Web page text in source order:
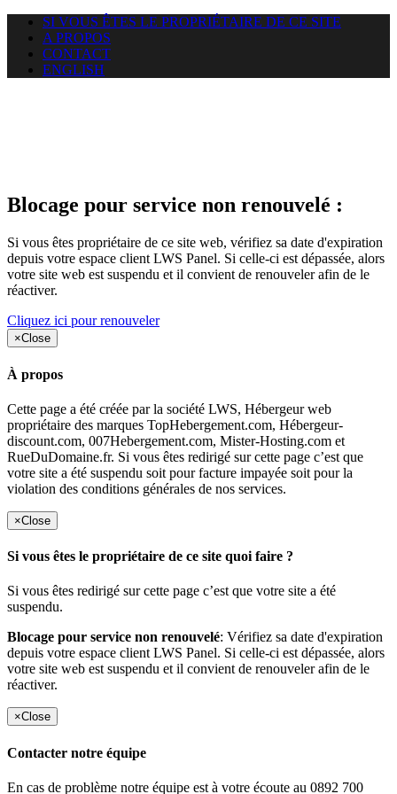
SI VOUS ÊTES LE PROPRIÉTAIRE DE CE SITE
A PROPOS
CONTACT
ENGLISH
Blocage pour service non renouvelé :
Si vous êtes propriétaire de ce site web, vérifiez sa date d'expiration
depuis votre espace client LWS Panel. Si celle-ci est dépassée, alors
votre site web est suspendu et il convient de renouveler afin de le
réactiver.
Cliquez ici pour renouveler
×Close
À propos
Cette page a été créée par la société LWS, Hébergeur web
propriétaire des marques TopHebergement.com, Hébergeur-
discount.com, 007Hebergement.com, Mister-Hosting.com et
RueDuDomaine.fr. Si vous êtes redirigé sur cette page c’est que
votre site a été suspendu soit pour facture impayée soit pour la
violation des conditions générales de nos services.
×Close
Si vous êtes le propriétaire de ce site quoi faire ?
Si vous êtes redirigé sur cette page c’est que votre site a été
suspendu.
Blocage pour service non renouvelé: Vérifiez sa date d'expiration
depuis votre espace client LWS Panel. Si celle-ci est dépassée, alors
votre site web est suspendu et il convient de renouveler afin de le
réactiver.
×Close
Contacter notre équipe
En cas de problème notre équipe est à votre écoute au 0892 700